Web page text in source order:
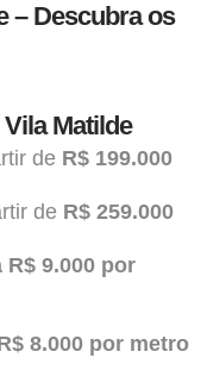
– Descubra os
Matilde
de R$ 199.000
de R$ 259.000
R$ 9.000 por
8.000 por metro